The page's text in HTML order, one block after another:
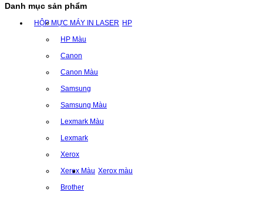
Danh mục sản phẩm
HỘP MỰC MÁY IN LASER HP
HP Màu
Canon
Canon Màu
Samsung
Samsung Màu
Lexmark Màu
Lexmark
Xerox
Xerox Màu Xerox màu
Brother